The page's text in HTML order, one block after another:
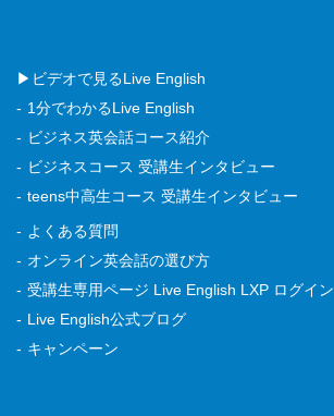
▶ビデオで見るLive English
1分でわかるLive English
ビジネス英会話コース紹介
ビジネスコース 受講生インタビュー
teens中高生コース 受講生インタビュー
よくある質問
オンライン英会話の選び方
受講生専用ページ Live English LXP ログイン
Live English公式ブログ
キャンペーン